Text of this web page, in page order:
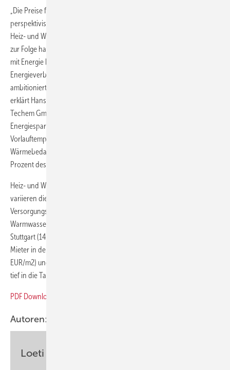
„Die Preise für Primärenergieträger wie Heizöl und Erdgas werden
perspektivisch weiter steigen. Eine verbrauchsgerechte Erfassung von
Heiz- und Warmwasserkosten trägt, durch den Sparanreiz den diese
zur Folge hat, maßgeblich zu einem ressourcenschonenden Umgang
mit Energie bei. Darüber hinaus sind clevere Lösungen, die den
Energieverbrauch reduzieren, gefragter denn je – nicht zuletzt um die
ambitionierten Klimaschutzziele der Bundesregierung zu erreichen“,
erklärt Hans-Lothar Schäfer, Vorsitzender der Geschäftsführung,
Techem GmbH. „Genau hier setzen wir mit unserem selbstlernenden
Energiesparsystem adapterm an. Indem das Produkt die
Vorlauftemperatur der Heizungsanlage automatisch dem
Wärmebedarf des Gebäudes anpasst, kann durchschnittlich zehn
Prozent des Heizenergieverbrauchs eingespart werden.“
Heiz- und Warmwasserkosten in einzelnen Regionen Deutschlandweit
variieren die Heiz- und Warmwasserkosten pro Quadratmeter bei der
Versorgungsart Heizöl teilweise massiv: Die jährlichen Heiz- und
Warmwasserkosten liegen in den Regionen Kiel (14,61 EUR/m2),
Stuttgart (14,37 EUR/m2) und Düsseldorf (14,27 EUR/m2) am höchsten.
Mieter in den Regionen Schwerin (11,80 EUR/m2), Leipzig (12,28
EUR/m2) und Hannover (12,79 EUR/m2) mussten hingegen weniger
tief in die Tasche greifen.
PDF Download Heizkostentabelle
Autoren:
Loeti